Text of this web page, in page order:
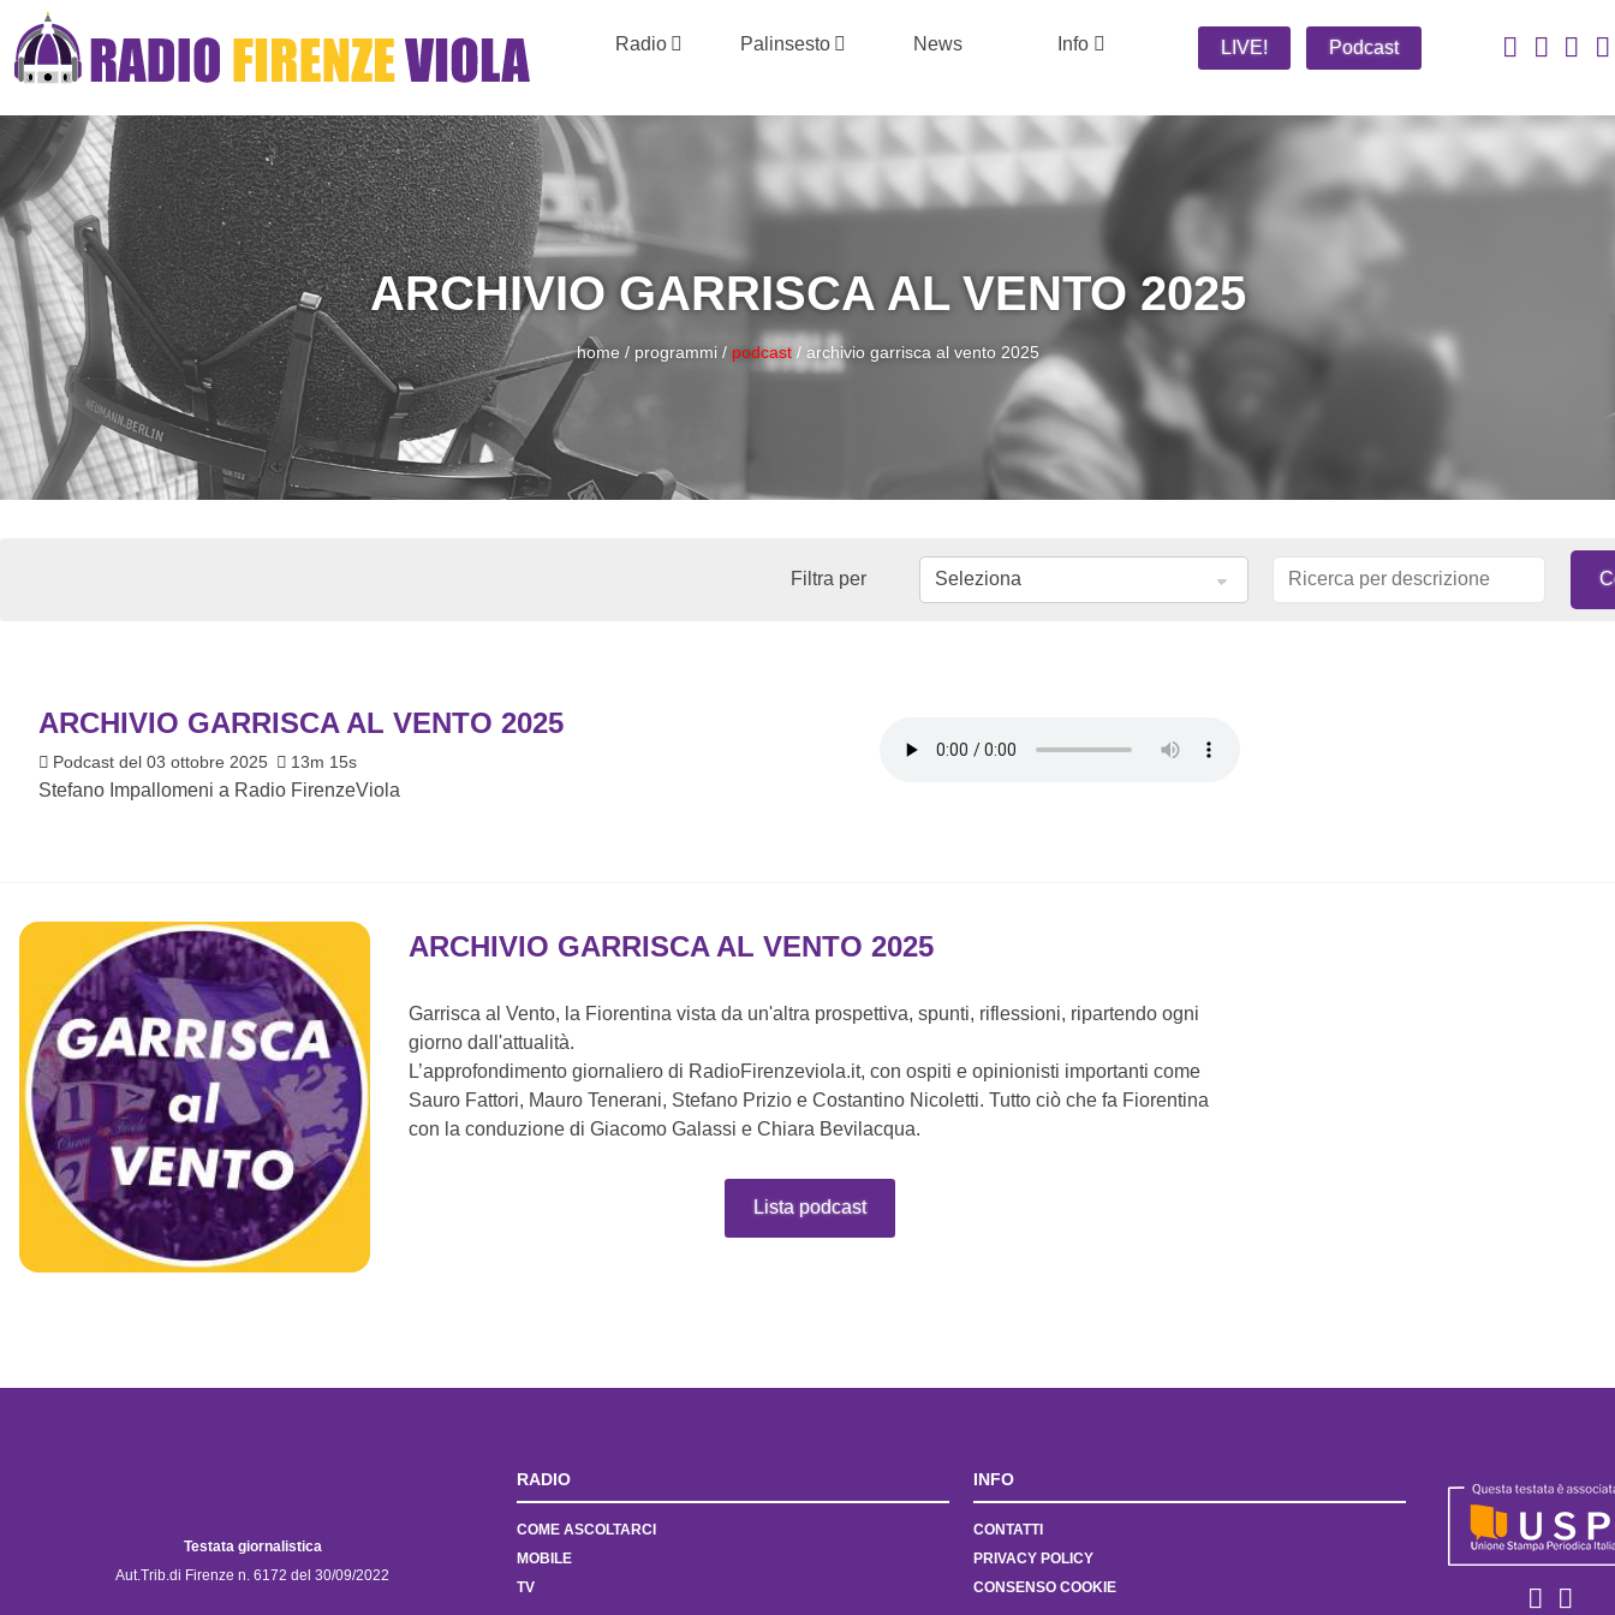
Radio Palinsesto News Info LIVE! Podcast
ARCHIVIO GARRISCA AL VENTO 2025
home / programmi/ podcast/ archivio garrisca al vento 2025
Filtra per
ARCHIVIO GARRISCA AL VENTO 2025
Podcast del 03 ottobre 2025 13m 15s
Stefano Impallomeni a Radio FirenzeViola
ARCHIVIO GARRISCA AL VENTO 2025
Garrisca al Vento, la Fiorentina vista da un'altra prospettiva, spunti, riflessioni, ripartendo ogni
giorno dall'attualità.
L’approfondimento giornaliero di RadioFirenzeviola.it, con ospiti e opinionisti importanti come
Sauro Fattori, Mauro Tenerani, Stefano Prizio e Costantino Nicoletti. Tutto ciò che fa Fiorentina
con la conduzione di Giacomo Galassi e Chiara Bevilacqua.
Lista podcast
Testata giornalistica
Aut.Trib.di Firenze n. 6172 del 30/09/2022
RADIO
COME ASCOLTARCI
MOBILE
TV
INFO
CONTATTI
PRIVACY POLICY
CONSENSO COOKIE